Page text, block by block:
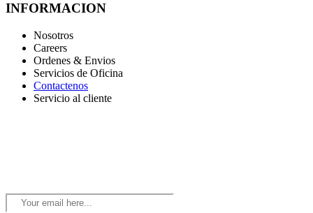
INFORMACION
Nosotros
Careers
Ordenes & Envios
Servicios de Oficina
Contactenos
Servicio al cliente